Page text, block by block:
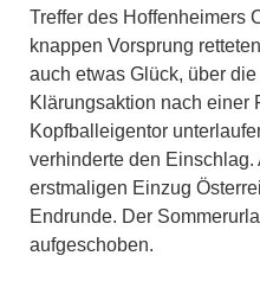
Treffer des Hoffenheimers
knappen Vorsprung
auch etwas Glück, über
Klärungsaktion nach einer
Kopfballeigentor
verhinderte den
erstmaligen Einzug
Endrunde. Der
aufgeschoben.